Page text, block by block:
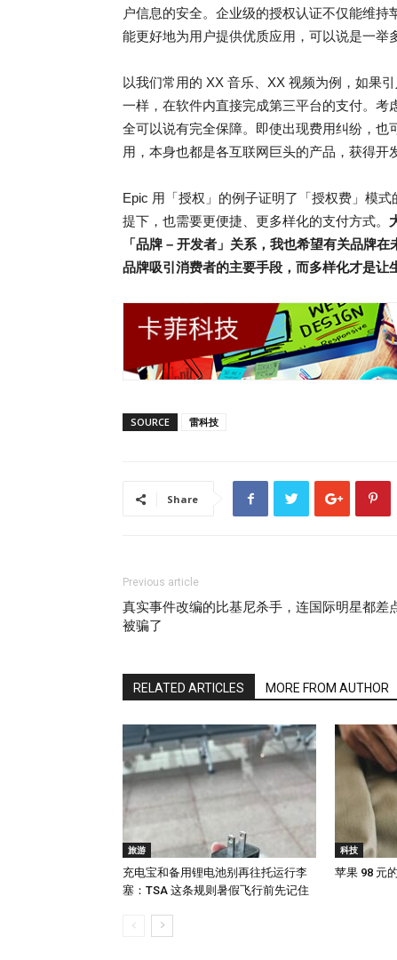
户信息的安全。企业级的授权认证不仅能维
能更好地为用户提供优质应用，可以说是一举
以我们常用的 XX 音乐、XX 视频为例，如果
一样，在软件内直接完成第三平台的支付。
全可以说有完全保障。即使出现费用纠纷，
用，本身也都是各互联网巨头的产品，获得开
Epic 用「授权」的例子证明了「授权费」模
提下，也需要更便捷、更多样化的支付方式。
「品牌 – 开发者」关系，我也希望有关品牌
品牌吸引消费者的主要手段，而多样化才是让
SOURCE 雷科技
Share
Previous article
真实事件改编的比基尼杀手，连国际明星都差
被骗了
RELATED ARTICLES MORE FROM AUTHOR
旅游
充电宝和备用锂电池别再往托运行李
塞：TSA 这条规则暑假飞行前先记住
科技
苹果 98 元